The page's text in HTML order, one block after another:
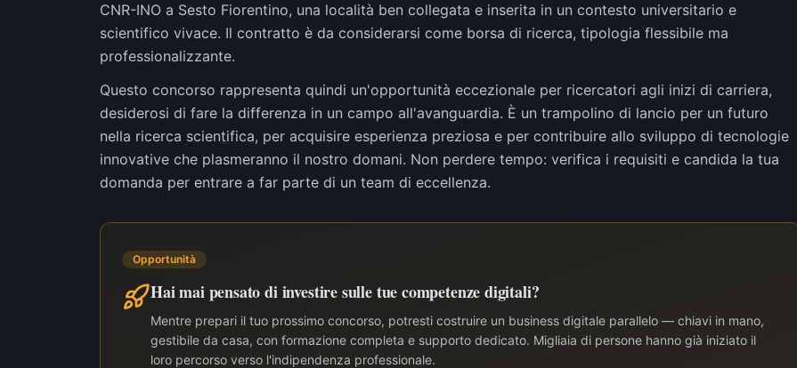
CNR-INO a Sesto Fiorentino, una località ben collegata e inserita in un contesto universitario e
scientifico vivace. Il contratto è da considerarsi come borsa di ricerca, tipologia flessibile ma
professionalizzante.
Questo concorso rappresenta quindi un'opportunità eccezionale per ricercatori agli inizi di carriera,
desiderosi di fare la differenza in un campo all'avanguardia. È un trampolino di lancio per un futuro
nella ricerca scientifica, per acquisire esperienza preziosa e per contribuire allo sviluppo di tecnologie
innovative che plasmeranno il nostro domani. Non perdere tempo: verifica i requisiti e candida la tua
domanda per entrare a far parte di un team di eccellenza.
Opportunità
Hai mai pensato di investire sulle tue competenze digitali?
Mentre prepari il tuo prossimo concorso, potresti costruire un business digitale parallelo — chiavi in mano,
gestibile da casa, con formazione completa e supporto dedicato. Migliaia di persone hanno già iniziato il
loro percorso verso l'indipendenza professionale.